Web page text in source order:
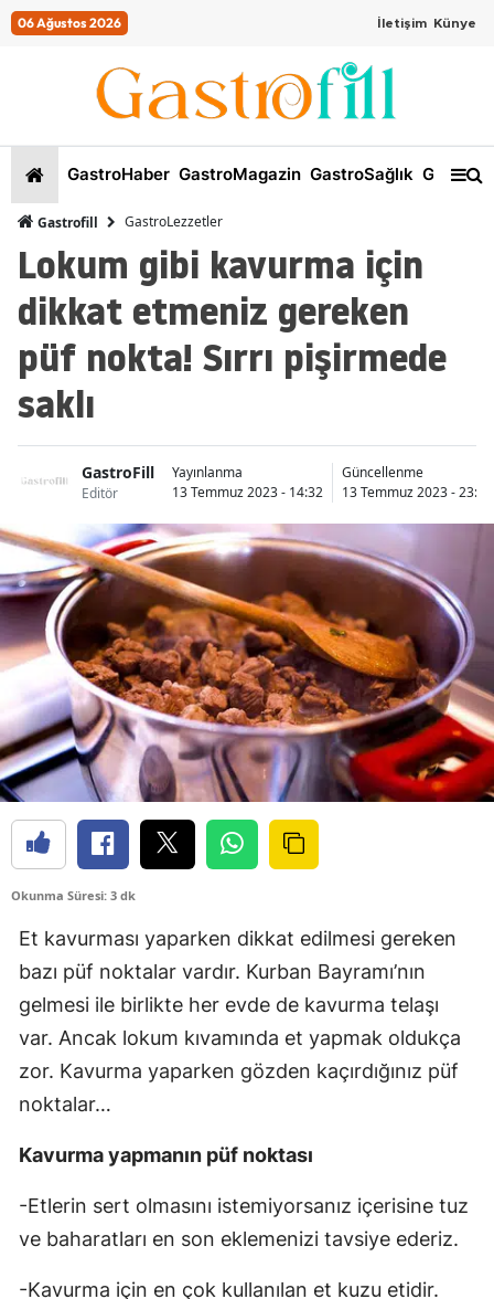
06 Ağustos 2026 İletişim Künye
GastroHaber GastroMagazin GastroSağlık
Gastrofill GastroLezzetler
Lokum gibi kavurma için
dikkat etmeniz gereken
püf nokta! Sırrı pişirmede
saklı
GastroFill
Editör
Yayınlanma
13 Temmuz 2023 - 14:32
Güncellenme
13 Temmuz 2023 - 23:09
Okunma Süresi: 3 dk
Et kavurması yaparken dikkat edilmesi gereken
bazı püf noktalar vardır. Kurban Bayramı’nın
gelmesi ile birlikte her evde de kavurma telaşı
var. Ancak lokum kıvamında et yapmak oldukça
zor. Kavurma yaparken gözden kaçırdığınız püf
noktalar…
Kavurma yapmanın püf noktası
-Etlerin sert olmasını istemiyorsanız içerisine tuz
ve baharatları en son eklemenizi tavsiye ederiz.
-Kavurma için en çok kullanılan et kuzu etidir.